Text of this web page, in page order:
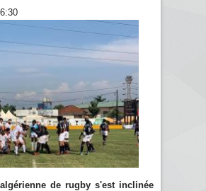
de rugby s'est inclinée